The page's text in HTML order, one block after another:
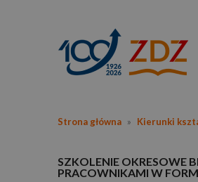
Strona główna » Kierunki
SZKOLENIE OKRESOWE
PRACOWNIKAMI W